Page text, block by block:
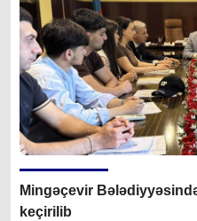
Mingəçevir
keçirilib